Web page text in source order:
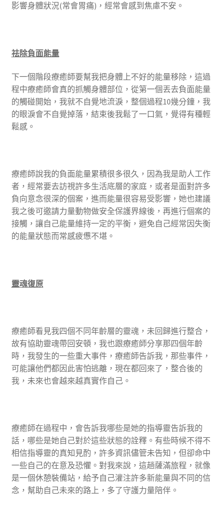
影響身體狀況(常會胃痛)，經常會感到焦慮不安。
祛除負面能量
下一個階段療癒師要幫我把身體上不好的能量移除，這過
程中療癒師會真的抓觸身體部位，從第一個丟去負面能量
的觸碰開始，我就不自覺地流淚，整個過程10幾分鐘，我
的眼淚會不自覺掉落，結束後我鬆了一口氣，覺得有種輕
鬆感。
療癒師說我的負面能量累積很多很久，因為我是助人工作
者，經常要去訪視許多生活底層的家庭，或者是面對許多
負向意念很深的個案，進而能量很容易受影響，她也建議
我之後可邀請力量動物做安全保護界線後，再進行個案的
接觸，讓自己能量維持一定的平衡，避免自己經常因失衡
的能量狀態而常感疲憊不堪。
靈魂復原
療癒師看見我四個不同年齡層的靈魂，未回歸進行整合，
故有協助靈魂帶回安頓，我也跟療癒師分享那四個年齡
時，我發生的一些重大事件，療癒師告訴我，那些事件，
可能讓他們都因此害怕逃離，現在都回來了，整合後的
我，未來也會越來越真實作自己。
療癒師在過程中，會告訴我哪些是她的指導靈告訴我的
話，哪些是她自己對於這些狀態的詮釋。有些時候不得不
相信指導靈的真知見酌，許多資訊儘管未告知，但卻命中
一些自己的在意及恐懼。對我來說，這趟薩滿旅程，就像
是一個休憩裝備站，給予自己灌注許多新能量與不同的信
念，幫助自己未來的路上，多了守護力量陪伴。